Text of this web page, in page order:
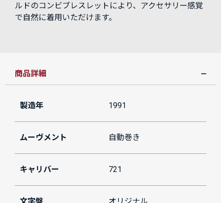
ルドのコンビブレスレットにより、アクセサリー感覚
で自然に着用いただけます。
商品詳細
製造年 1991
ムーヴメント 自動巻き
キャリバー 721
文字盤 オリジナル